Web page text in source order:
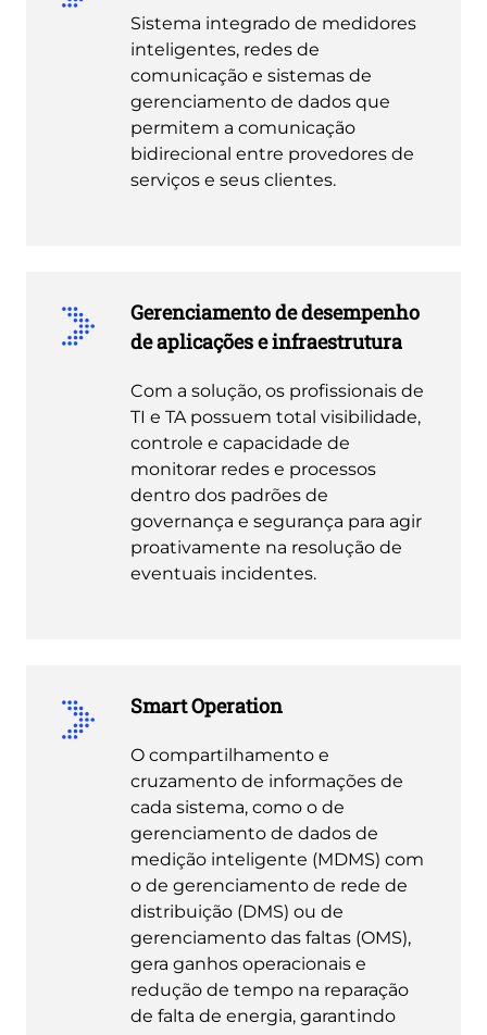
Sistema integrado de medidores
inteligentes, redes de
comunicação e sistemas de
gerenciamento de dados que
permitem a comunicação
bidirecional entre provedores de
serviços e seus clientes.
Gerenciamento de desempenho
de aplicações e infraestrutura
Com a solução, os profissionais de
TI e TA possuem total visibilidade,
controle e capacidade de
monitorar redes e processos
dentro dos padrões de
governança e segurança para agir
proativamente na resolução de
eventuais incidentes.
Smart Operation
O compartilhamento e
cruzamento de informações de
cada sistema, como o de
gerenciamento de dados de
medição inteligente (MDMS) com
o de gerenciamento de rede de
distribuição (DMS) ou de
gerenciamento das faltas (OMS),
gera ganhos operacionais e
redução de tempo na reparação
de falta de energia, garantindo